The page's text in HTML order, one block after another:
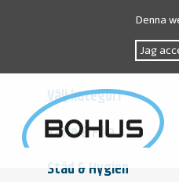
Denna
Jag
Välj kategori
Kaffe & Fika
Städ & Hygien